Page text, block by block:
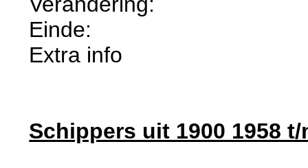
Einde:
Extra info
Schippers uit 1900 1958